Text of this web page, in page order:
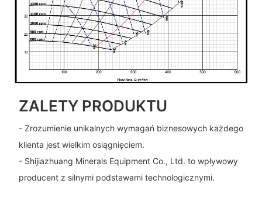
ZALETY PRODUKTU
- Zrozumienie unikalnych wymagań biznesowych każdego
klienta jest wielkim osiągnięciem.
- Shijiazhuang Minerals Equipment Co., Ltd. to wpływowy
producent z silnymi podstawami technologicznymi.